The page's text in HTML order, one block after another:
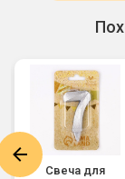
Свеча для